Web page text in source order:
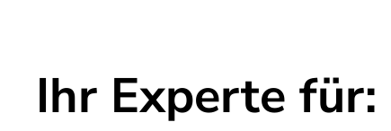
Ihr Experte für: